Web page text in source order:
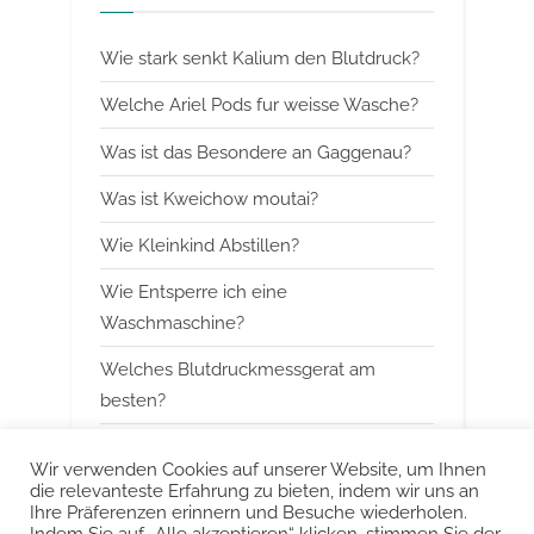
o
s
t
:
Wie stark senkt Kalium den Blutdruck?
Welche Ariel Pods fur weisse Wasche?
Was ist das Besondere an Gaggenau?
Was ist Kweichow moutai?
Wie Kleinkind Abstillen?
Wie Entsperre ich eine
Waschmaschine?
Welches Blutdruckmessgerat am
besten?
Kann man Arbeitsspeicher kombinieren?
Wir verwenden Cookies auf unserer Website, um Ihnen
die relevanteste Erfahrung zu bieten, indem wir uns an
Ihre Präferenzen erinnern und Besuche wiederholen.